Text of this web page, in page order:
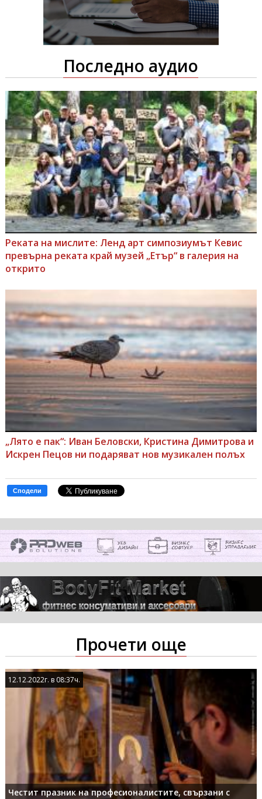
Последно аудио
Реката на мислите: Ленд арт симпозиумът Кевис
превърна реката край музей „Етър“ в галерия на
открито
„Лято е пак“: Иван Беловски, Кристина Димитрова и
Искрен Пецов ни подаряват нов музикален полъх
Сподели
Прочети още
Честит празник на професионалистите, свързани с
12.12.2022г. в 08:37ч.
12.12.2022г. в 08:37ч.